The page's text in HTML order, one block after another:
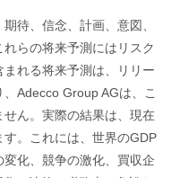
待、信念、計画、意図、
らの将来予測にはリスク
れる将来予測は、リリー
Adecco Group AGは、こ
ん。実際の結果は、現在
。これには、世界のGDP
化、競争の激化、買収企